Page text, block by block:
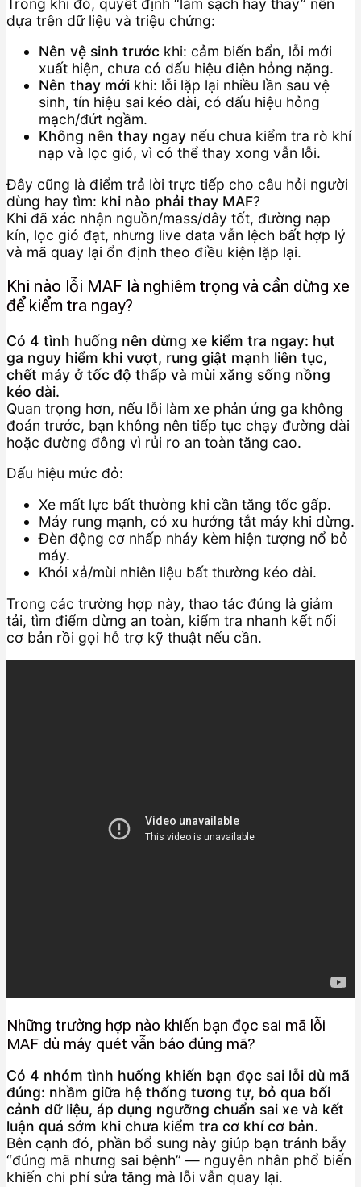
dựa trên dữ liệu và triệu chứng:
Nên vệ sinh trước khi: cảm biến bẩn, lỗi mới
xuất hiện, chưa có dấu hiệu điện hỏng nặng.
Nên thay mới khi: lỗi lặp lại nhiều lần sau vệ
sinh, tín hiệu sai kéo dài, có dấu hiệu hỏng
mạch/đứt ngầm.
Không nên thay ngay nếu chưa kiểm tra rò khí
nạp và lọc gió, vì có thể thay xong vẫn lỗi.
Đây cũng là điểm trả lời trực tiếp cho câu hỏi người
dùng hay tìm: khi nào phải thay MAF?
Khi đã xác nhận nguồn/mass/dây tốt, đường nạp
kín, lọc gió đạt, nhưng live data vẫn lệch bất hợp lý
và mã quay lại ổn định theo điều kiện lặp lại.
Khi nào lỗi MAF là nghiêm trọng và cần dừng xe
để kiểm tra ngay?
Có 4 tình huống nên dừng xe kiểm tra ngay: hụt
ga nguy hiểm khi vượt, rung giật mạnh liên tục,
chết máy ở tốc độ thấp và mùi xăng sống nồng
kéo dài.
Quan trọng hơn, nếu lỗi làm xe phản ứng ga không
đoán trước, bạn không nên tiếp tục chạy đường dài
hoặc đường đông vì rủi ro an toàn tăng cao.
Dấu hiệu mức đỏ:
Xe mất lực bất thường khi cần tăng tốc gấp.
Máy rung mạnh, có xu hướng tắt máy khi dừng.
Đèn động cơ nhấp nháy kèm hiện tượng nổ bỏ
máy.
Khói xả/mùi nhiên liệu bất thường kéo dài.
Trong các trường hợp này, thao tác đúng là giảm
tải, tìm điểm dừng an toàn, kiểm tra nhanh kết nối
cơ bản rồi gọi hỗ trợ kỹ thuật nếu cần.
Những trường hợp nào khiến bạn đọc sai mã lỗi
MAF dù máy quét vẫn báo đúng mã?
Có 4 nhóm tình huống khiến bạn đọc sai lỗi dù mã
đúng: nhầm giữa hệ thống tương tự, bỏ qua bối
cảnh dữ liệu, áp dụng ngưỡng chuẩn sai xe và kết
luận quá sớm khi chưa kiểm tra cơ khí cơ bản.
Bên cạnh đó, phần bổ sung này giúp bạn tránh bẫy
“đúng mã nhưng sai bệnh” — nguyên nhân phổ biến
khiến chi phí sửa tăng mà lỗi vẫn quay lại.